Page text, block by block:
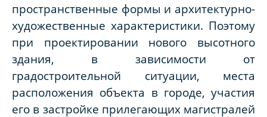
пространственные формы и архитектурно-
художественные характеристики. Поэтому
при проектировании нового высотного
здания, в зависимости от
градостроительной ситуации, места
расположения объекта в городе, участия
его в застройке прилегающих магистралей